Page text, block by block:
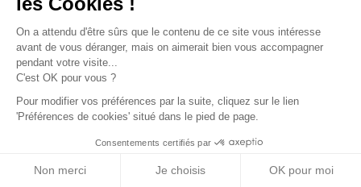
ce site vous intéresse avant de vous
déranger, mais on aimerait bien vous accompagner pendant votre
visite...
C'est OK pour vous ?
Pour modifier vos préférences par la suite, cliquez sur le lien
'Préférences de cookies' situé dans le pied de page.
Consentements certifiés par
Non merci Je choisis OK pour moi
Rejoignez-nous !